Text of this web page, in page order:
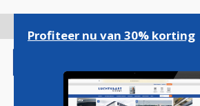
gaan
Profiteer nu van 30% korting